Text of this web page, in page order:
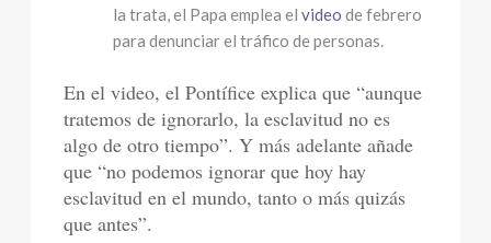
la trata, el Papa emplea elvideo de febrero
para denunciar el tráfico de personas.
En el video, el Pontífice explica que “aunque
tratemos de ignorarlo, la esclavitud no es
algo de otro tiempo”. Y más adelante añade
que “no podemos ignorar que hoy hay
esclavitud en el mundo, tanto o más quizás
que antes”.